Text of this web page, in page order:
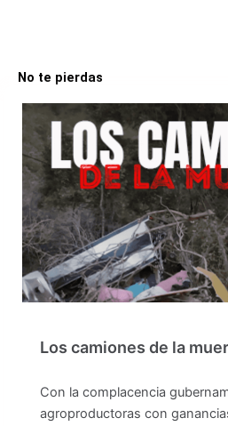
No te pierdas
Los camiones de la
Con la complacencia
agroproductoras con